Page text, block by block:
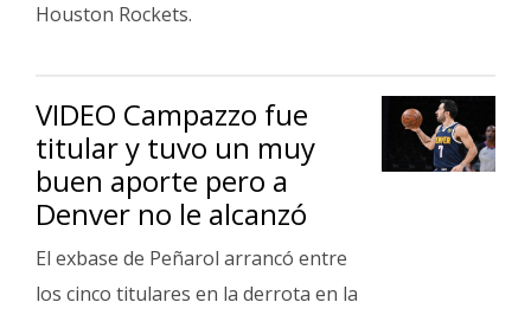
Houston Rockets.
VIDEO Campazzo fue
titular y tuvo un muy
buen aporte pero a
Denver no le alcanzó
El exbase de Peñarol arrancó entre
los cinco titulares en la derrota en la